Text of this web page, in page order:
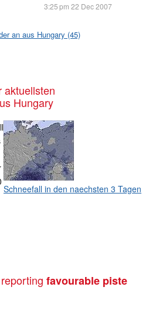
3:25 pm 22 Dec 2007
an aus Hungary (45)
Hungary
Schneefall in den naechsten 3 Tagen
favourable piste